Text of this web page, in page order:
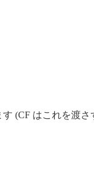
す (CF はこれを渡